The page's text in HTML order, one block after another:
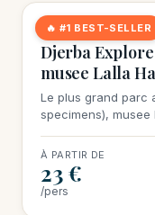
🔥 #1 BEST-SELLER
★4,5 (483 avis) 3
Djerba
musee Lalla
Le plus grand parc
specimens),
À PARTIR DE
23 €
/pers